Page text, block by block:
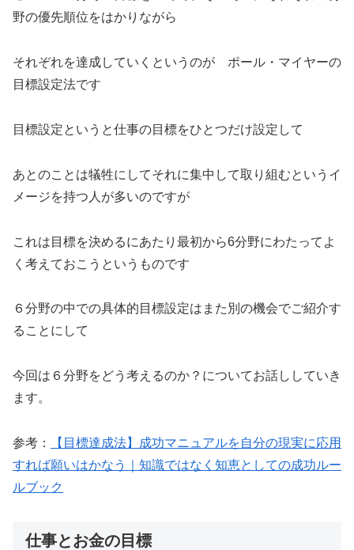
野の優先順位をはかりながら
それぞれを達成していくというのが ポール・マイヤーの
目標設定法です
目標設定というと仕事の目標をひとつだけ設定して
あとのことは犠牲にしてそれに集中して取り組むというイ
メージを持つ人が多いのですが
これは目標を決めるにあたり最初から6分野にわたってよ
く考えておこうというものです
６分野の中での具体的目標設定はまた別の機会でご紹介す
ることにして
今回は６分野をどう考えるのか？についてお話ししていき
ます。
参考：
【目標達成法】成功マニュアルを自分の現実に応用
すれば願いはかなう｜知識ではなく知恵としての成功ルー
ルブック
仕事とお金の目標